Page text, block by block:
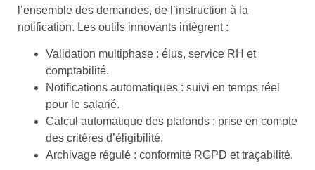
l’ensemble des demandes, de l’instruction à la
notification. Les outils innovants intègrent :
Validation multiphase : élus, service RH et
comptabilité.
Notifications automatiques : suivi en temps réel
pour le salarié.
Calcul automatique des plafonds : prise en compte
des critères d’éligibilité.
Archivage régulé : conformité RGPD et traçabilité.